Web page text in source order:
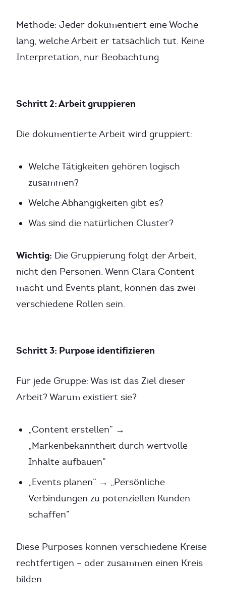
Methode: Jeder dokumentiert eine Woche
lang, welche Arbeit er tatsächlich tut. Keine
Interpretation, nur Beobachtung.
Schritt 2: Arbeit gruppieren
Die dokumentierte Arbeit wird gruppiert:
Welche Tätigkeiten gehören logisch
zusammen?
Welche Abhängigkeiten gibt es?
Was sind die natürlichen Cluster?
Wichtig: Die Gruppierung folgt der Arbeit,
nicht den Personen. Wenn Clara Content
macht und Events plant, können das zwei
verschiedene Rollen sein.
Schritt 3: Purpose identifizieren
Für jede Gruppe: Was ist das Ziel dieser
Arbeit? Warum existiert sie?
„Content erstellen” →
„Markenbekanntheit durch wertvolle
Inhalte aufbauen”
„Events planen” → „Persönliche
Verbindungen zu potenziellen Kunden
schaffen”
Diese Purposes können verschiedene Kreise
rechtfertigen – oder zusammen einen Kreis
bilden.